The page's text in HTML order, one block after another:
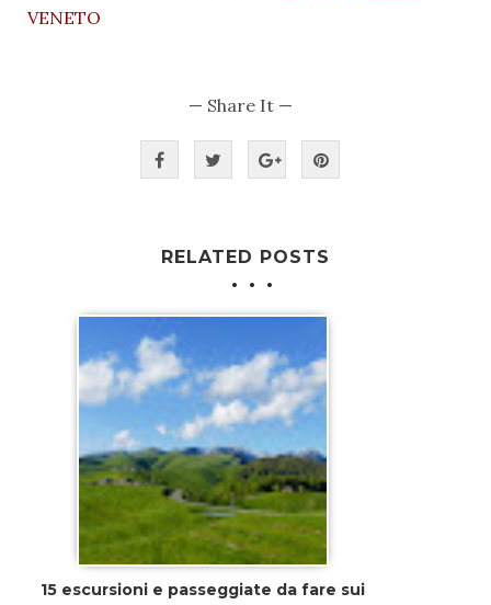
VENETO
— Share It —
RELATED POSTS
15 escursioni e passeggiate da fare sui